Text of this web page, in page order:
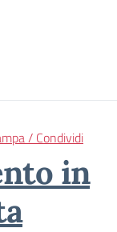
/ Condividi
in